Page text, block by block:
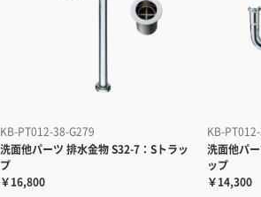
KB-PT012-38-G279
洗面他パーツ 排水金物 S32-7：Sトラッ
プ
￥16,800
KB-
洗面他パ
ップ
￥14,300